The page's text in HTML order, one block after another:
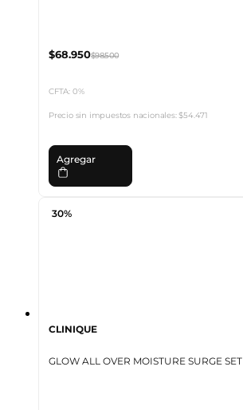
$68.950$98.500
CFTA: 0%
Precio sin impuestos nacionales:$54.471
Agregar
30%
CLINIQUE
GLOW ALL OVER MOISTURE SURGE SET